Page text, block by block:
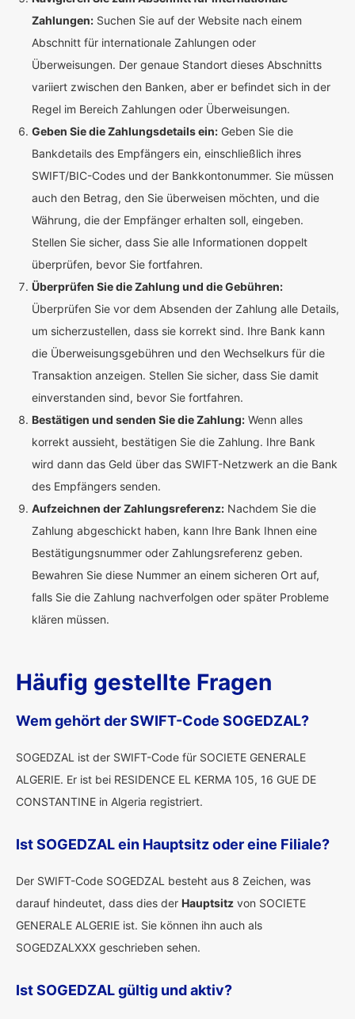
Zahlungen: Suchen Sie auf der Website nach einem
Abschnitt für internationale Zahlungen oder
Überweisungen. Der genaue Standort dieses Abschnitts
variiert zwischen den Banken, aber er befindet sich in der
Regel im Bereich Zahlungen oder Überweisungen.
Geben Sie die Zahlungsdetails ein: Geben Sie die
Bankdetails des Empfängers ein, einschließlich ihres
SWIFT/BIC-Codes und der Bankkontonummer. Sie müssen
auch den Betrag, den Sie überweisen möchten, und die
Währung, die der Empfänger erhalten soll, eingeben.
Stellen Sie sicher, dass Sie alle Informationen doppelt
überprüfen, bevor Sie fortfahren.
Überprüfen Sie die Zahlung und die Gebühren:
Überprüfen Sie vor dem Absenden der Zahlung alle Details,
um sicherzustellen, dass sie korrekt sind. Ihre Bank kann
die Überweisungsgebühren und den Wechselkurs für die
Transaktion anzeigen. Stellen Sie sicher, dass Sie damit
einverstanden sind, bevor Sie fortfahren.
Bestätigen und senden Sie die Zahlung: Wenn alles
korrekt aussieht, bestätigen Sie die Zahlung. Ihre Bank
wird dann das Geld über das SWIFT-Netzwerk an die Bank
des Empfängers senden.
Aufzeichnen der Zahlungsreferenz: Nachdem Sie die
Zahlung abgeschickt haben, kann Ihre Bank Ihnen eine
Bestätigungsnummer oder Zahlungsreferenz geben.
Bewahren Sie diese Nummer an einem sicheren Ort auf,
falls Sie die Zahlung nachverfolgen oder später Probleme
klären müssen.
Häufig gestellte Fragen
Wem gehört der SWIFT-Code SOGEDZAL?
SOGEDZAL ist der SWIFT-Code für SOCIETE GENERALE
ALGERIE. Er ist bei RESIDENCE EL KERMA 105, 16 GUE DE
CONSTANTINE in Algeria registriert.
Ist SOGEDZAL ein Hauptsitz oder eine Filiale?
Der SWIFT-Code SOGEDZAL besteht aus 8 Zeichen, was
darauf hindeutet, dass dies der Hauptsitz von SOCIETE
GENERALE ALGERIE ist. Sie können ihn auch als
SOGEDZALXXX geschrieben sehen.
Ist SOGEDZAL gültig und aktiv?